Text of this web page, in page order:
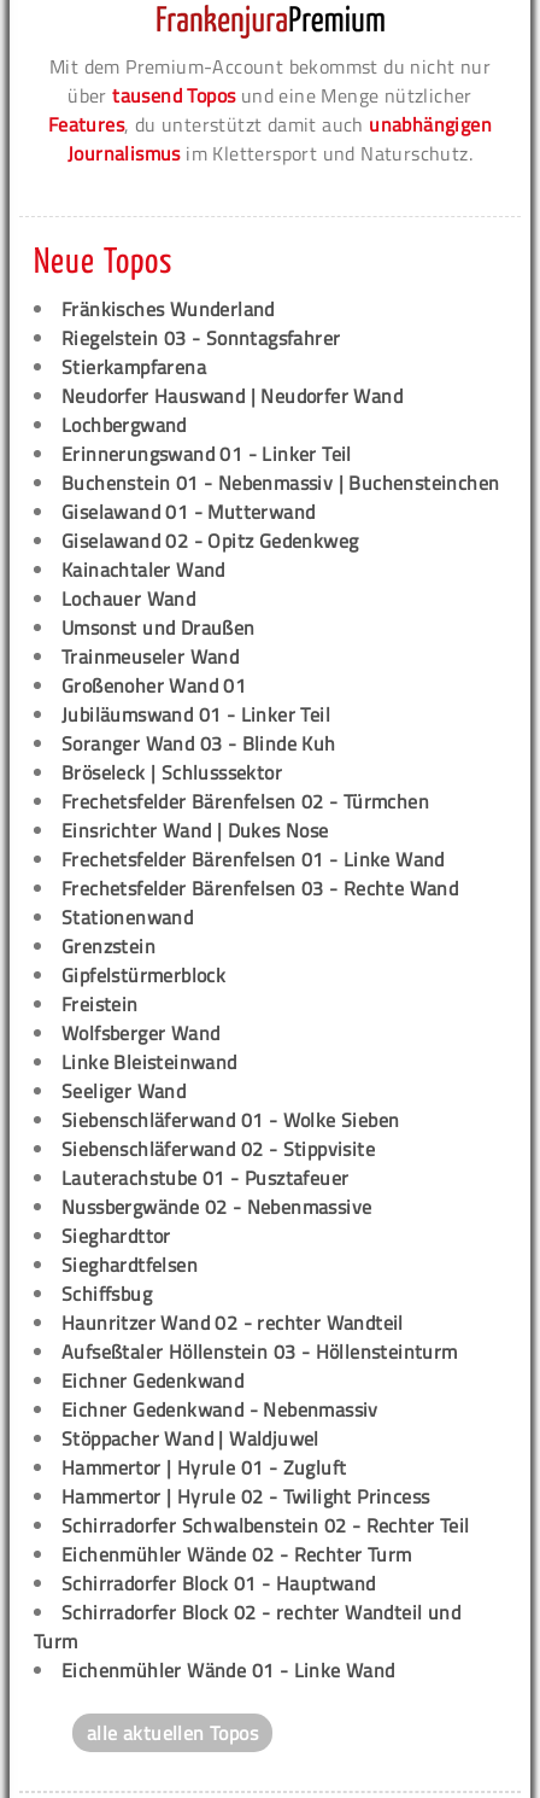
Mit dem Premium-Account bekommst du nicht nur
übertausend Toposund eine Menge nützlicher
Features, du unterstützt damit auch unabhängigen
Journalismusim Klettersport und Naturschutz.
Neue Topos
Fränkisches Wunderland
Riegelstein 03 - Sonntagsfahrer
Stierkampfarena
Neudorfer Hauswand | Neudorfer Wand
Lochbergwand
Erinnerungswand 01 - Linker Teil
Buchenstein 01 - Nebenmassiv | Buchensteinchen
Giselawand 01 - Mutterwand
Giselawand 02 - Opitz Gedenkweg
Kainachtaler Wand
Lochauer Wand
Umsonst und Draußen
Trainmeuseler Wand
Großenoher Wand 01
Jubiläumswand 01 - Linker Teil
Soranger Wand 03 - Blinde Kuh
Bröseleck | Schlusssektor
Frechetsfelder Bärenfelsen 02 - Türmchen
Einsrichter Wand | Dukes Nose
Frechetsfelder Bärenfelsen 01 - Linke Wand
Frechetsfelder Bärenfelsen 03 - Rechte Wand
Stationenwand
Grenzstein
Gipfelstürmerblock
Freistein
Wolfsberger Wand
Linke Bleisteinwand
Seeliger Wand
Siebenschläferwand 01 - Wolke Sieben
Siebenschläferwand 02 - Stippvisite
Lauterachstube 01 - Pusztafeuer
Nussbergwände 02 - Nebenmassive
Sieghardttor
Sieghardtfelsen
Schiffsbug
Haunritzer Wand 02 - rechter Wandteil
Aufseßtaler Höllenstein 03 - Höllensteinturm
Eichner Gedenkwand
Eichner Gedenkwand - Nebenmassiv
Stöppacher Wand | Waldjuwel
Hammertor | Hyrule 01 - Zugluft
Hammertor | Hyrule 02 - Twilight Princess
Schirradorfer Schwalbenstein 02 - Rechter Teil
Eichenmühler Wände 02 - Rechter Turm
Schirradorfer Block 01 - Hauptwand
Schirradorfer Block 02 - rechter Wandteil und
Turm
Eichenmühler Wände 01 - Linke Wand
alle aktuellen Topos